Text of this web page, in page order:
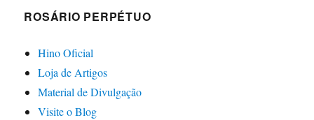
ROSÁRIO PERPÉTUO
Hino Oficial
Loja de Artigos
Material de Divulgação
Visite o Blog